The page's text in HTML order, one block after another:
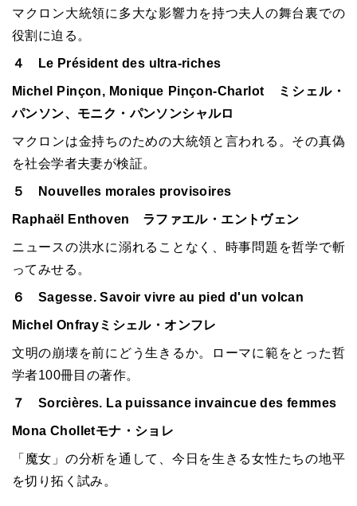
マクロン大統領に多大な影響力を持つ夫人の舞台裏での
役割に迫る。
４ Le Président des ultra-riches
Michel Pinçon, Monique Pinçon-Charlot ミシェル・
パンソン、モニク・パンソンシャルロ
マクロンは金持ちのための大統領と言われる。その真偽
を社会学者夫妻が検証。
５ Nouvelles morales provisoires
Raphaël Enthoven ラファエル・エントヴェン
ニュースの洪水に溺れることなく、時事問題を哲学で斬
ってみせる。
６ Sagesse. Savoir vivre au pied d'un volcan
Michel Onfrayミシェル・オンフレ
文明の崩壊を前にどう生きるか。ローマに範をとった哲
学者100冊目の著作。
７ Sorcières. La puissance invaincue des femmes
Mona Cholletモナ・ショレ
「魔女」の分析を通して、今日を生きる女性たちの地平
を切り拓く試み。